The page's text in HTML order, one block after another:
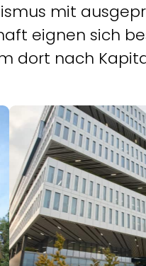
mit
eignen sich
dort nach